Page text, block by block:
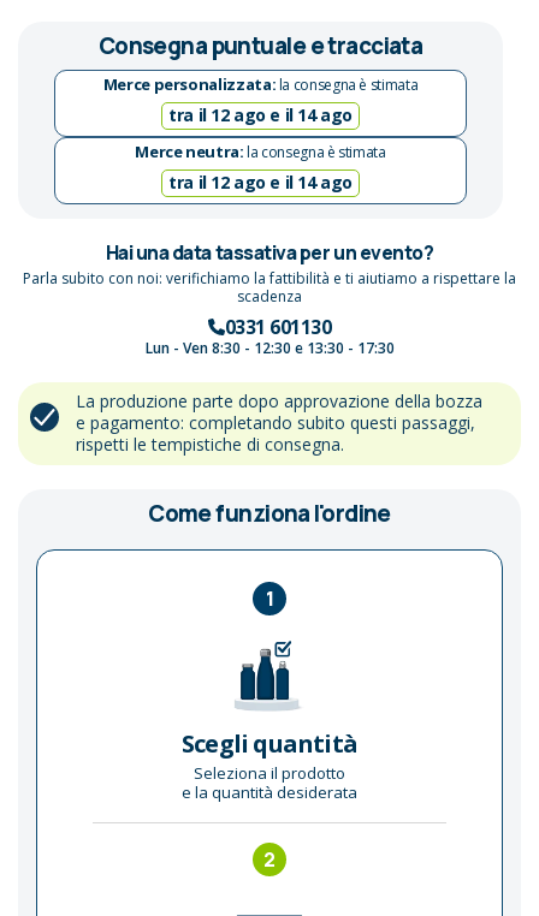
Consegna puntuale e tracciata
Merce personalizzata:la consegna è stimata
tra il 12 ago e il 14 ago
Merce neutra:la consegna è stimata
tra il 12 ago e il 14 ago
Hai una data tassativa per un evento?
Parla subito con noi: verifichiamo la fattibilità e ti aiutiamo a rispettare la
scadenza
0331 601130
Lun - Ven 8:30 - 12:30 e 13:30 - 17:30
La produzione parte dopo approvazione della bozza
e pagamento: completando subito questi passaggi,
rispetti le tempistiche di consegna.
Come funziona l'ordine
1
Scegli quantità
Seleziona il prodotto
e la quantità desiderata
2